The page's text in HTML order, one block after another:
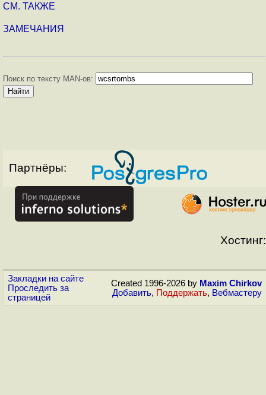
СМ. ТАКЖЕ
ЗАМЕЧАНИЯ
Поиск по тексту MAN-ов:
Партнёры:
Хостинг:
Закладки на сайте
Проследить за
страницей
Created 1996-2026 by Maxim Chirkov
Добавить, Поддержать, Вебмастеру